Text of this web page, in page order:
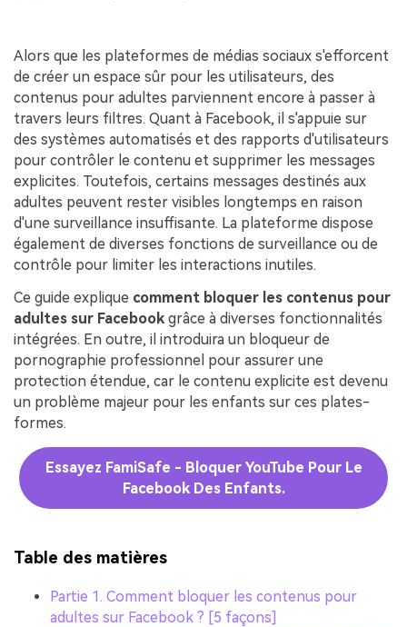
Alors que les plateformes de médias sociaux s'efforcent
de créer un espace sûr pour les utilisateurs, des
contenus pour adultes parviennent encore à passer à
travers leurs filtres. Quant à Facebook, il s'appuie sur
des systèmes automatisés et des rapports d'utilisateurs
pour contrôler le contenu et supprimer les messages
explicites. Toutefois, certains messages destinés aux
adultes peuvent rester visibles longtemps en raison
d'une surveillance insuffisante. La plateforme dispose
également de diverses fonctions de surveillance ou de
contrôle pour limiter les interactions inutiles.
Ce guide explique comment bloquer les contenus pour
adultes sur Facebook grâce à diverses fonctionnalités
intégrées. En outre, il introduira un bloqueur de
pornographie professionnel pour assurer une
protection étendue, car le contenu explicite est devenu
un problème majeur pour les enfants sur ces plates-
formes.
Essayez FamiSafe - Bloquer YouTube Pour Le
Facebook Des Enfants.
Table des matières
Partie 1. Comment bloquer les contenus pour
adultes sur Facebook ? [5 façons]